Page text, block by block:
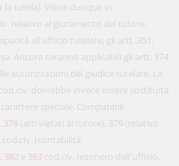
tutela). Viene dunque in
relativo al giuramento del tutore,
all'ufficio tutelare, gli artt. 351 ,
Ancora saranno applicabili gli artt. 374
autorizzazioni del giudice tutelare. La
cod.civ. dovrebbe invece essere sostituita
speciale. Compatibili
378 (atti vietati al tutore), 379 (relativo
cod.civ. (contabilità
382 e 383 cod.civ. (esonero dall'ufficio,